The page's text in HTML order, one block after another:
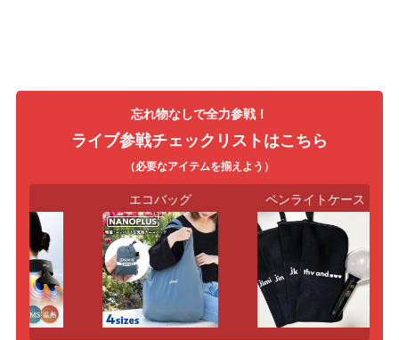
忘れ物なしで全力参戦！
ライブ参戦チェックリストはこちら
（必要なアイテムを揃えよう）
エコバッグ ペンライトケース